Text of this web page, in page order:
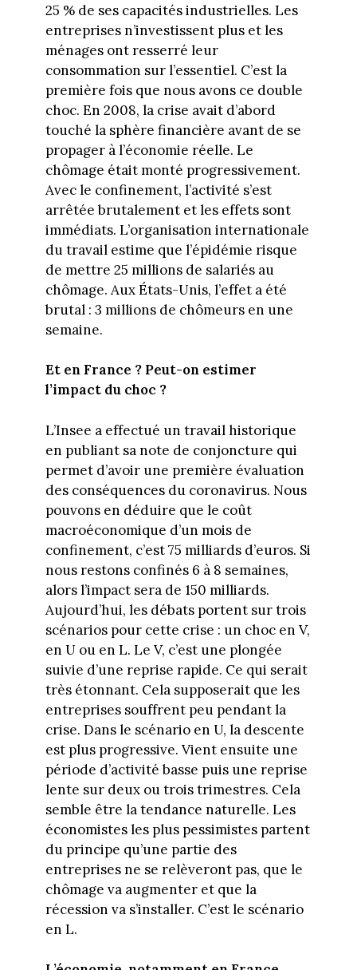
25 % de ses capacités industrielles. Les
entreprises n’investissent plus et les
ménages ont resserré leur
consommation sur l’essentiel. C’est la
première fois que nous avons ce double
choc. En 2008, la crise avait d’abord
touché la sphère financière avant de se
propager à l’économie réelle. Le
chômage était monté progressivement.
Avec le confinement, l’activité s’est
arrêtée brutalement et les effets sont
immédiats. L’organisation internationale
du travail estime que l’épidémie risque
de mettre 25 millions de salariés au
chômage. Aux États-Unis, l’effet a été
brutal : 3 millions de chômeurs en une
semaine.
Et en France ? Peut-on estimer
l’impact du choc ?
L’Insee a effectué un travail historique
en publiant sa note de conjoncture qui
permet d’avoir une première évaluation
des conséquences du coronavirus. Nous
pouvons en déduire que le coût
macroéconomique d’un mois de
confinement, c’est 75 milliards d’euros. Si
nous restons confinés 6 à 8 semaines,
alors l’impact sera de 150 milliards.
Aujourd’hui, les débats portent sur trois
scénarios pour cette crise : un choc en V,
en U ou en L. Le V, c’est une plongée
suivie d’une reprise rapide. Ce qui serait
très étonnant. Cela supposerait que les
entreprises souffrent peu pendant la
crise. Dans le scénario en U, la descente
est plus progressive. Vient ensuite une
période d’activité basse puis une reprise
lente sur deux ou trois trimestres. Cela
semble être la tendance naturelle. Les
économistes les plus pessimistes partent
du principe qu’une partie des
entreprises ne se relèveront pas, que le
chômage va augmenter et que la
récession va s’installer. C’est le scénario
en L.